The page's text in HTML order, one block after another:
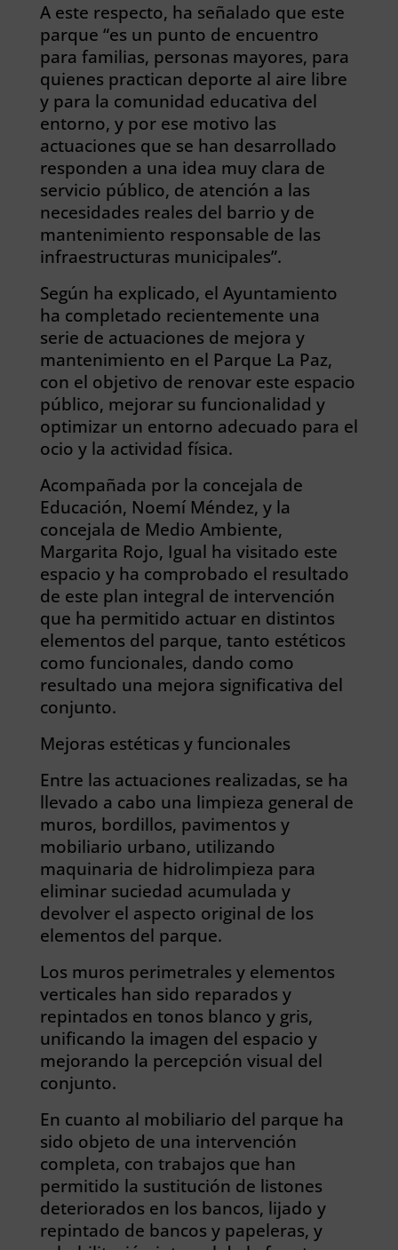
A este respecto, ha señalado que este
parque “es un punto de encuentro
para familias, personas mayores, para
quienes practican deporte al aire libre
y para la comunidad educativa del
entorno, y por ese motivo las
actuaciones que se han desarrollado
responden a una idea muy clara de
servicio público, de atención a las
necesidades reales del barrio y de
mantenimiento responsable de las
infraestructuras municipales”.
Según ha explicado, el Ayuntamiento
ha completado recientemente una
serie de actuaciones de mejora y
mantenimiento en el Parque La Paz,
con el objetivo de renovar este espacio
público, mejorar su funcionalidad y
optimizar un entorno adecuado para el
ocio y la actividad física.
Acompañada por la concejala de
Educación, Noemí Méndez, y la
concejala de Medio Ambiente,
Margarita Rojo, Igual ha visitado este
espacio y ha comprobado el resultado
de este plan integral de intervención
que ha permitido actuar en distintos
elementos del parque, tanto estéticos
como funcionales, dando como
resultado una mejora significativa del
conjunto.
Mejoras estéticas y funcionales
Entre las actuaciones realizadas, se ha
llevado a cabo una limpieza general de
muros, bordillos, pavimentos y
mobiliario urbano, utilizando
maquinaria de hidrolimpieza para
eliminar suciedad acumulada y
devolver el aspecto original de los
elementos del parque.
Los muros perimetrales y elementos
verticales han sido reparados y
repintados en tonos blanco y gris,
unificando la imagen del espacio y
mejorando la percepción visual del
conjunto.
En cuanto al mobiliario del parque ha
sido objeto de una intervención
completa, con trabajos que han
permitido la sustitución de listones
deteriorados en los bancos, lijado y
repintado de bancos y papeleras, y